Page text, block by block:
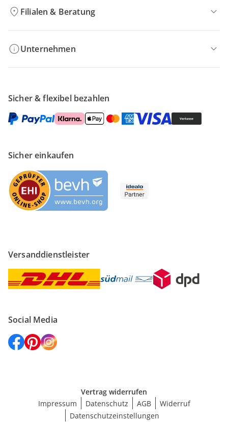
Filialen & Beratung
Unternehmen
Sicher & flexibel bezahlen
Sicher einkaufen
Versanddienstleister
Social Media
Vertrag widerrufen
Impressum
Datenschutz AGB
Widerruf
Datenschutzeinstellungen